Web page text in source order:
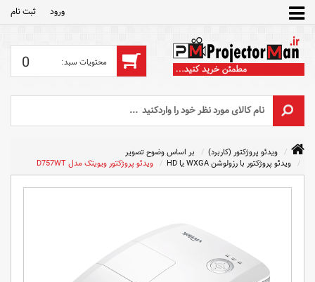
ورود ثبت‌ نام
0
ویدئو پروژکتور (کاربرد)
بر اساس وضوح تصویر
ویدئو پروژکتور با رزولوشن WXGA یا HD
ویدئو پروژکتور ویویتک مدل D757WT